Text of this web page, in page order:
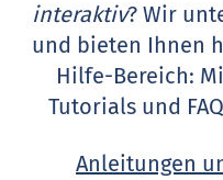
interaktiv? Wir
und bieten Ihnen
Hilfe-Bereich:
Tutorials und
Anleitungen